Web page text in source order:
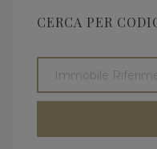
CERCA PER